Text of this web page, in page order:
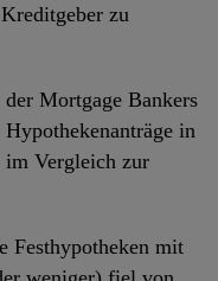
zu
Mortgage Bankers
in
im Vergleich zur
Festhypotheken mit